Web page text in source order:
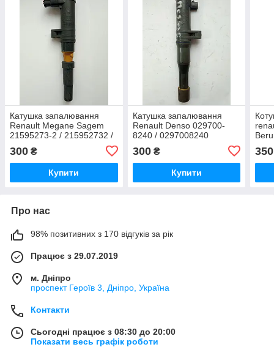
Катушка запалювання
Renault Megane Sagem
21595273-2 / 215952732 /
7700875000
300 ₴
Купити
Катушка запалювання
Renault Denso 029700-
8240 / 0297008240
300₴
Купити
Beru
350
Про нас
98% позитивних з 170 відгуків за рік
Працює з 29.07.2019
м. Дніпро
проспект Героїв 3, Дніпро, Україна
Контакти
Сьогодні працює з 08:30 до 20:00
Показати весь графік роботи